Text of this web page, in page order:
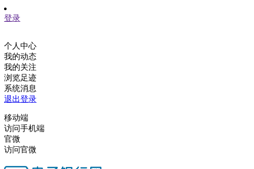
登录
个人中心
我的动态
我的关注
浏览足迹
系统消息
退出登录
移动端
访问手机端
官微
访问官微